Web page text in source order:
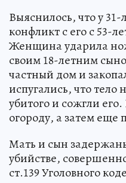
Выяснилось, что у
конфликт с его с 53-
Женщина ударила
своим 18-летним
частный дом и
испугались, что тело
убитого и сожгли
огороду, а затем еще
Мать и сын
убийстве,
ст.139 Уголовного